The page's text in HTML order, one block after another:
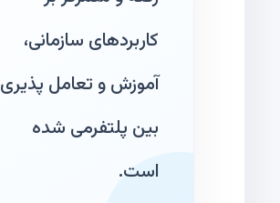
کاربردهای سازمانی،
آموزش و تعامل پذیری
بین پلتفرمی شده
است.